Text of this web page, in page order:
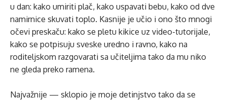
u dan: kako umiriti plač, kako uspavati bebu, kako od dve
namirnice skuvati toplo. Kasnije je učio i ono što mnogi
očevi preskaču: kako se pletu kikice uz video-tutorijale,
kako se potpisuju sveske uredno i ravno, kako na
roditeljskom razgovarati sa učiteljima tako da mu niko
ne gleda preko ramena.
Najvažnije — sklopio je moje detinjstvo tako da se